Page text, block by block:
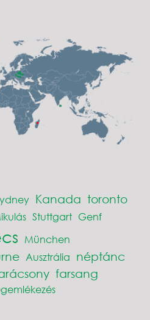
Kanada toronto
Stuttgart Genf
München
Ausztrália néptánc
farsang